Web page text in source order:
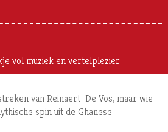
vol muziek en vertelplezier
van Reinaert De Vos, maar wie
spin uit de Ghanese